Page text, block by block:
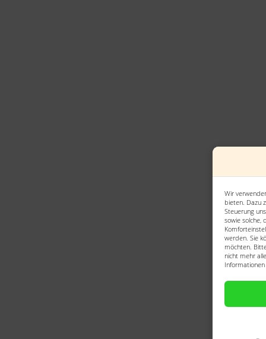
Wir
bieten. Dazu
Steuerung
sowie solche,
werden. Sie
möchten.
nicht mehr